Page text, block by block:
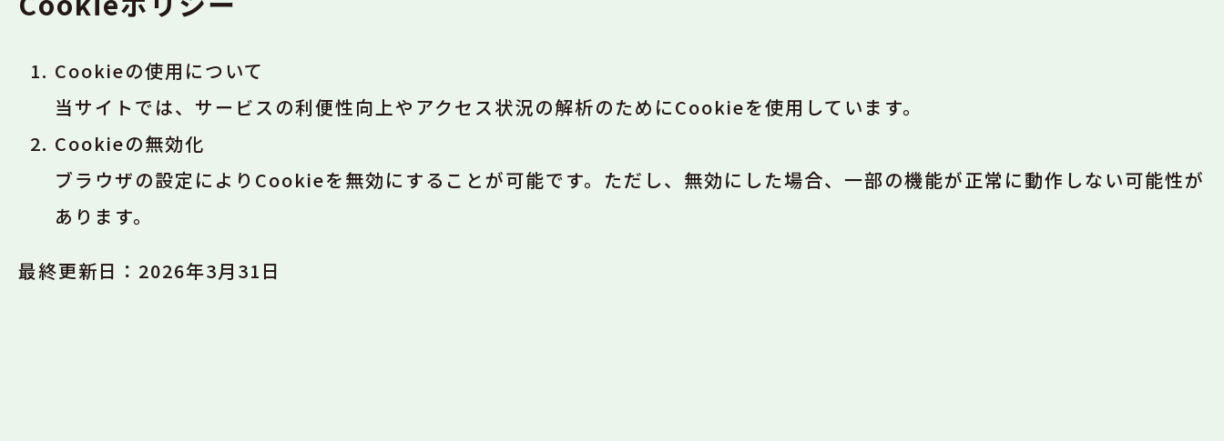
Cookieの使用について
当サイトでは、サービスの利便性向上やアクセス状況の解析のためにCookieを使用しています。
Cookieの無効化
ブラウザの設定によりCookieを無効にすることが可能です。ただし、無効にした場合、一部の機能が正常に動作しない可能性が
あります。
最終更新日：2026年3月31日